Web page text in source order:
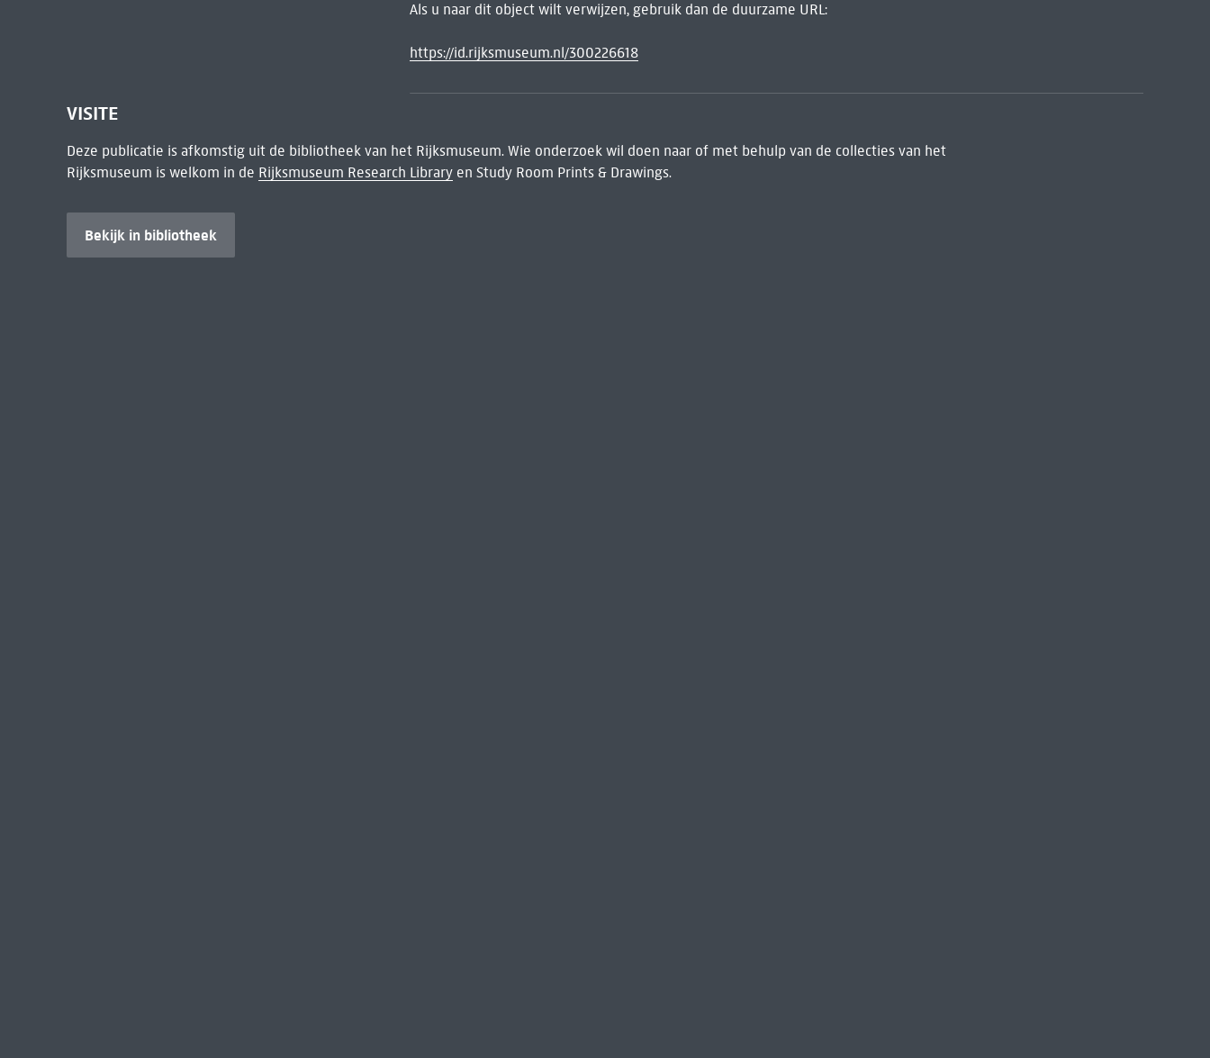
Als u naar dit object wilt verwijzen, gebruik dan de duurzame URL:
https://id.rijksmuseum.nl/300226618
VISITE
Deze publicatie is afkomstig uit de bibliotheek van het Rijksmuseum. Wie onderzoek wil doen naar of met behulp van de collecties van het
Rijksmuseum is welkom in de Rijksmuseum Research Libraryen Study Room Prints & Drawings.
Bekijk in bibliotheek